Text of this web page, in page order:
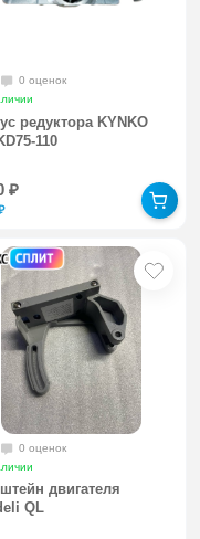
0 оценок
редуктора KYNKO
110
₽
0 оценок
двигателя
QL